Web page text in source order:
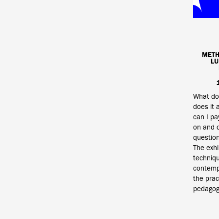
What
does it
can I
on and
The
the